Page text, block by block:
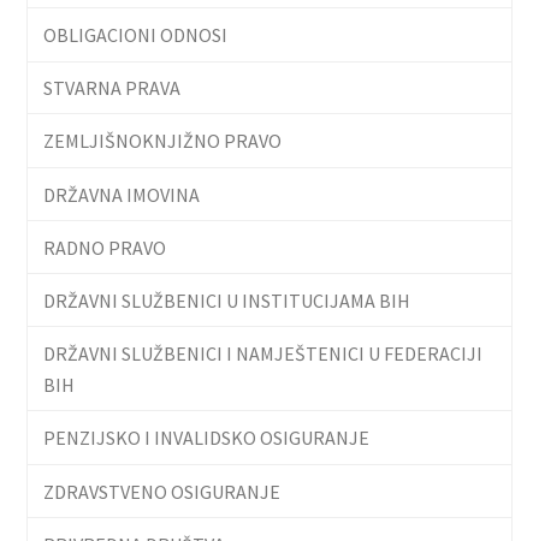
OBLIGACIONI ODNOSI
STVARNA PRAVA
ZEMLJIŠNOKNJIŽNO PRAVO
DRŽAVNA IMOVINA
RADNO PRAVO
DRŽAVNI SLUŽBENICI U INSTITUCIJAMA BIH
DRŽAVNI SLUŽBENICI I NAMJEŠTENICI U FEDERACIJI
BIH
PENZIJSKO I INVALIDSKO OSIGURANJE
ZDRAVSTVENO OSIGURANJE